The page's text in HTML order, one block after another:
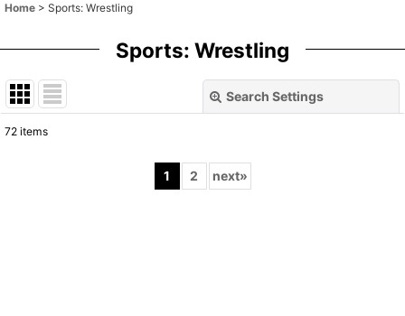
Home > Sports: Wrestling
Sports: Wrestling
Search Settings
72 items
1 2 next»